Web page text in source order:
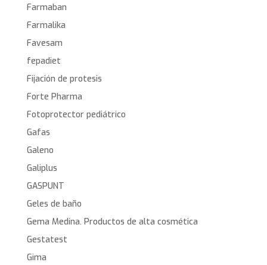
Farmaban
Farmalika
Favesam
fepadiet
Fijación de protesis
Forte Pharma
Fotoprotector pediátrico
Gafas
Galeno
Galiplus
GASPUNT
Geles de baño
Gema Medina. Productos de alta cosmética
Gestatest
Gima